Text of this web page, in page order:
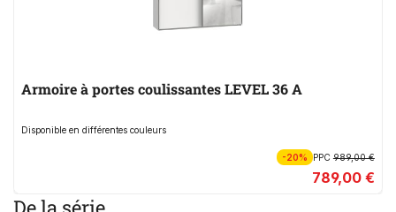
Armoire à portes coulissantes LEVEL 36 A
Disponible en différentes couleurs
-20% PPC989,00 €
789,00 €